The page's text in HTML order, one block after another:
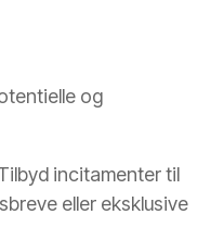
og
incitamenter til
eller eksklusive